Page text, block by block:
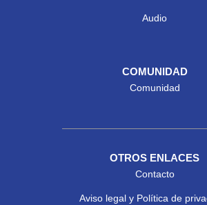
Audio
COMUNIDAD
Comunidad
OTROS ENLACES
Contacto
Aviso legal y Política de